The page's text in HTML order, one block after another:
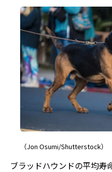
（Jon Osumi/Shutterstock）
ブラッドハウンドの平均寿